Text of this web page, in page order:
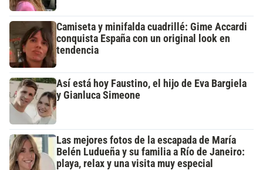
Camiseta y minifalda cuadrillé: Gime Accardi
conquista España con un original look en
tendencia
Así está hoy Faustino, el hijo de Eva Bargiela
y Gianluca Simeone
Las mejores fotos de la escapada de María
Belén Ludueña y su familia a Río de Janeiro:
playa, relax y una visita muy especial